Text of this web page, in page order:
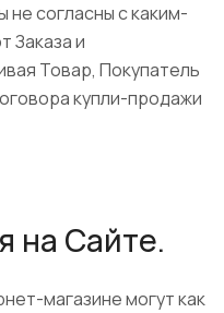
согласны с каким-
Заказа и
Товар, Покупатель
купли-продажи
на Сайте.
магазине могут как